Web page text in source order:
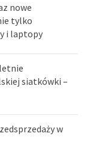
nowe
tylko
i laptopy
siatkówki –
w